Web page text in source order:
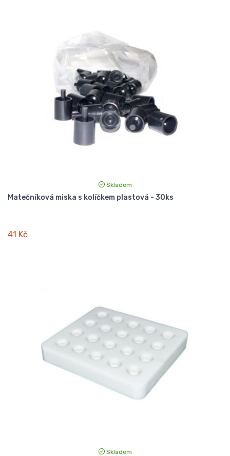
Skladem
Matečníková miska s kolíčkem plastová - 30ks
41 Kč
Skladem